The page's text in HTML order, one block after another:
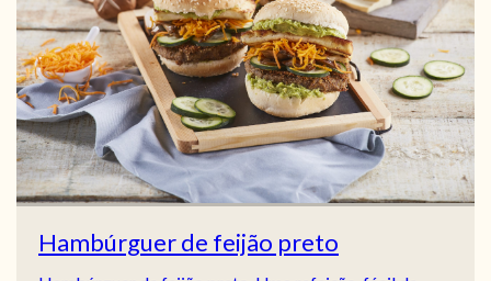
Hambúrguer de feijão preto